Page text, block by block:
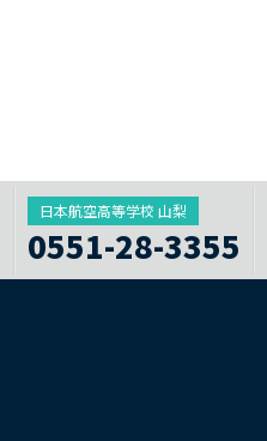
日本航空高等学校 山梨
0551-28-3355